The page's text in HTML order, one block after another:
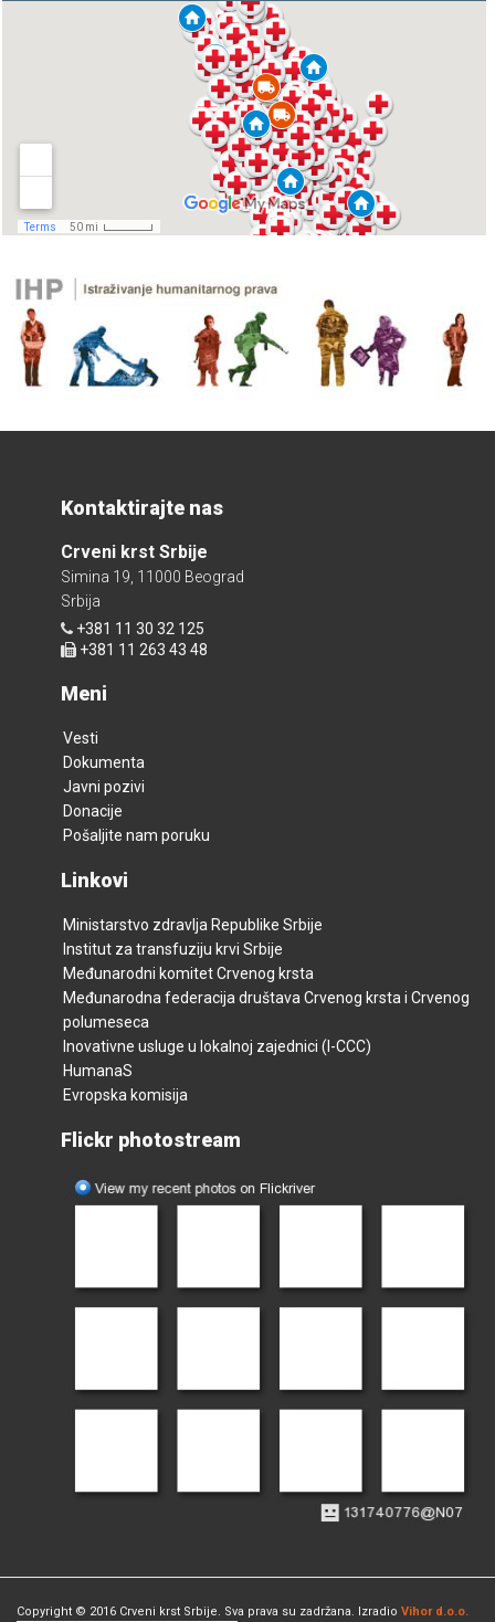
Kontaktirajte nas
Crveni krst Srbije
Simina 19, 11000 Beograd
Srbija
+381 11 30 32 125
+381 11 263 43 48
Meni
Vesti
Dokumenta
Javni pozivi
Donacije
Pošaljite nam poruku
Linkovi
Ministarstvo zdravlja Republike Srbije
Institut za transfuziju krvi Srbije
Međunarodni komitet Crvenog krsta
Međunarodna federacija društava Crvenog krsta i Crvenog
polumeseca
Inovativne usluge u lokalnoj zajednici (I-CCC)
HumanaS
Evropska komisija
Flickr photostream
Copyright © 2016 Crveni krst Srbije. Sva prava su zadržana. Izradio Vihor d.o.o.